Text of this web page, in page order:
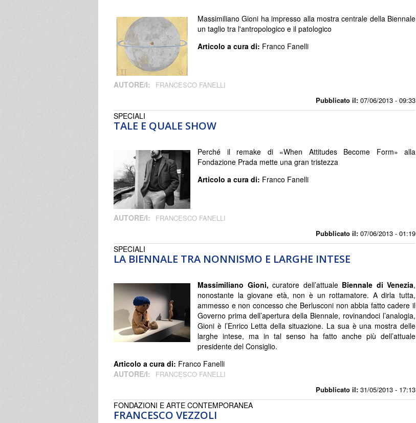
Pubblicato il: 07/06/2013 - 09:33
Massimiliano Gioni ha impresso alla mostra centrale della Biennale
un taglio tra l'antropologico e il patologico
Articolo a cura di: Franco Fanelli
AUTORE/I: FRANCESCO FANELLI
TALE E QUALE SHOW
Pubblicato il: 07/06/2013 - 01:19
SPECIALI
Perché il remake di «When Attitudes Become Form» alla
Fondazione Prada mette una gran tristezza
Articolo a cura di: Franco Fanelli
AUTORE/I: FRANCESCO FANELLI
LA BIENNALE TRA NONNISMO E LARGHE INTESE
Pubblicato il: 31/05/2013 - 17:13
SPECIALI
Massimiliano Gioni, curatore dell’attuale Biennale di Venezia,
nonostante la giovane età, non è un rottamatore. A dirla tutta,
ammesso e non concesso che Berlusconi non abbia fatto cadere il
Governo prima dell’apertura della Biennale, rovinandoci l’analogia,
Gioni è l’Enrico Letta della situazione. La sua è una mostra delle
larghe intese, ma in tal senso ha fatto anche più dell’attuale
presidente del Consiglio.
Articolo a cura di: Franco Fanelli
AUTORE/I:
FRANCESCO FANELLI
FRANCESCO VEZZOLI
FONDAZIONI E ARTE CONTEMPORANEA